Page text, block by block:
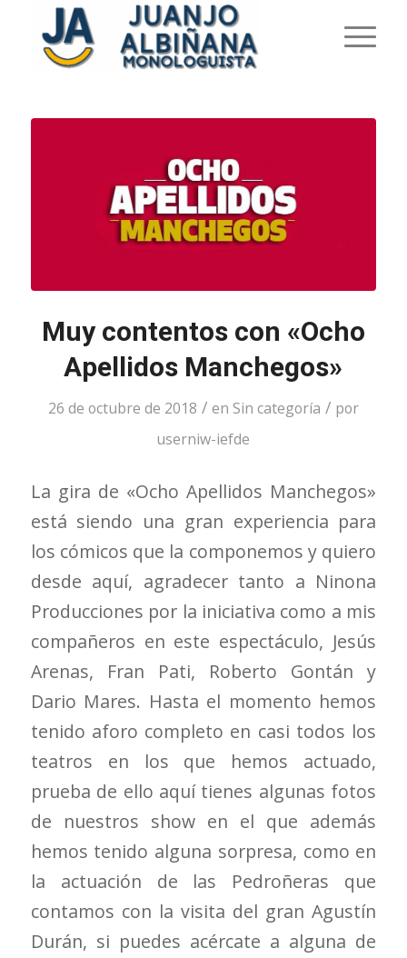
Muy contentos con «Ocho
Apellidos Manchegos»
26 de octubre de 2018 / en Sin categoría / por
userniw-iefde
La gira de «Ocho Apellidos Manchegos»
está siendo una gran experiencia para
los cómicos que la componemos y quiero
desde aquí, agradecer tanto a Ninona
Producciones por la iniciativa como a mis
compañeros en este espectáculo, Jesús
Arenas, Fran Pati, Roberto Gontán y
Dario Mares. Hasta el momento hemos
tenido aforo completo en casi todos los
teatros en los que hemos actuado,
prueba de ello aquí tienes algunas fotos
de nuestros show en el que además
hemos tenido alguna sorpresa, como en
la actuación de las Pedroñeras que
contamos con la visita del gran Agustín
Durán, si puedes acércate a alguna de